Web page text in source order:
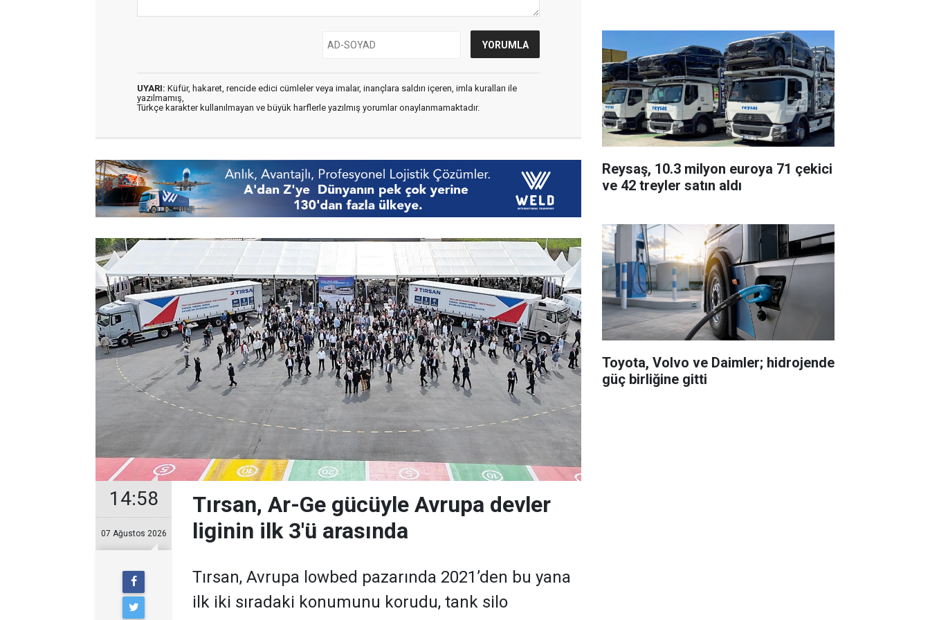
UYARI: Küfür, hakaret, rencide edici cümleler veya imalar, inançlara saldırı içeren, imla kuralları ile
yazılmamış,
Türkçe karakter kullanılmayan ve büyük harflerle yazılmış yorumlar onaylanmamaktadır.
14:58
07 Ağustos 2026
Tırsan, Ar-Ge gücüyle Avrupa devler
liginin ilk 3'ü arasında
Tırsan, Avrupa lowbed pazarında 2021’den bu yana
ilk iki sıradaki konumunu korudu, tank silo
Reysaş, 10.3 milyon euroya 71 çekici
ve 42 treyler satın aldı
Toyota, Volvo ve Daimler; hidrojende
güç birliğine gitti